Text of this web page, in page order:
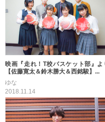
映画『走れ！T校バスケット部』よ
【佐藤寛太＆鈴木勝大＆西銘駿】...
ゆな
2018.11.14